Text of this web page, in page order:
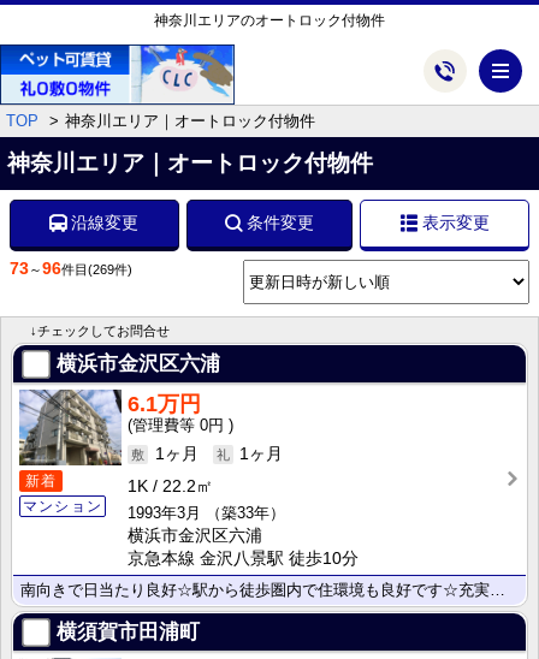
神奈川エリアのオートロック付物件
TOP 神奈川エリア｜オートロック付物件
神奈川エリア｜オートロック付物件
沿線変更 条件変更 表示変更
73～96件目 (269件)
↓チェックしてお問合せ
横浜市金沢区六浦
新着
マンション
6.1万円
0円
1ヶ月
1ヶ月
1K
22.2㎡
1993年3月
（築33年）
横浜市金沢区六浦
京急本線 金沢八景駅 徒歩10分
南向きで日当たり良好☆駅から徒歩圏内で住環境も良好です☆充実した設備仕様☆
横須賀市田浦町